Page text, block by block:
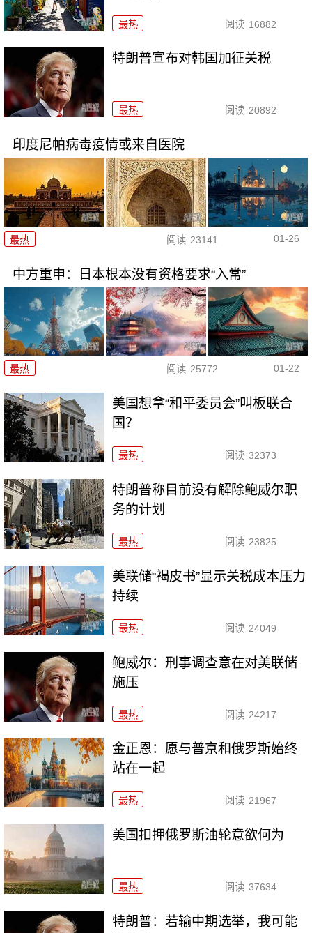
最热 阅读 16882
特朗普宣布对韩国加征关税
最热 阅读 20892
印度尼帕病毒疫情或来自医院
最热 阅读 23141 01-26
中方重申：日本根本没有资格要求“入常”
最热 阅读 25772 01-22
美国想拿“和平委员会”叫板联合
国？
最热 阅读 32373
特朗普称目前没有解除鲍威尔职
务的计划
最热 阅读 23825
美联储“褐皮书”显示关税成本压力
持续
最热 阅读 24049
鲍威尔：刑事调查意在对美联储
施压
最热 阅读 24217
金正恩：愿与普京和俄罗斯始终
站在一起
最热 阅读 21967
美国扣押俄罗斯油轮意欲何为
最热 阅读 37634
特朗普：若输中期选举，我可能